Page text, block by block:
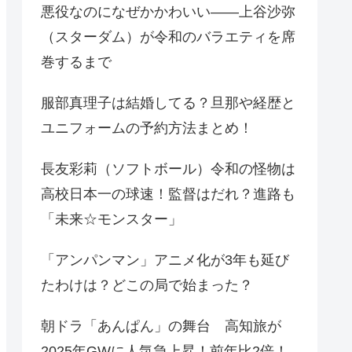
悪役なのになぜかかわいい——上谷沙弥
（スターダム）が令和のバラエティを席
巻するまで
服部真理子は結婚してる？旦那や経歴と
ユニフォームの予約方法まとめ！
長友彩莉（ソフトボール）令和の怪物は
高校日本一の球速！監督はだれ？進路も
「未来☆モンスター」
「アンパンマン」アニメ化が3年も延び
たわけは？どこの局で始まった？
朝ドラ「あんぱん」の舞台 高知旅が